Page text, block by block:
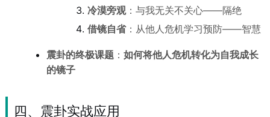
冷漠旁观：与我无关不关心——隔绝
借镜自省：从他人危机学习预防——智慧
震卦的终极课题： 如何将他人危机转化为自我成长
的镜子
四、震卦实战应用